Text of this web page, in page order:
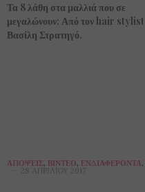
Τα 8 λάθη στα μαλλιά που σε
μεγαλώνουν: Από τον hair stylist
Βασίλη Στρατηγό.
ΑΠΌΨΕΙΣ, ΒΊΝΤΕΟ, ΕΝΔΙΑΦΈΡΟΝΤΑ,
28 ΑΠΡΙΛΊΟΥ 2017